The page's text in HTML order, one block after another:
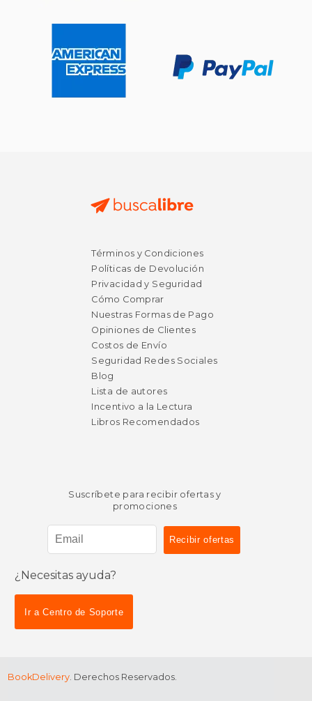
Términos y Condiciones
Políticas de Devolución
Privacidad y Seguridad
Cómo Comprar
Nuestras Formas de Pago
Opiniones de Clientes
Costos de Envío
Seguridad Redes Sociales
Blog
Lista de autores
Incentivo a la Lectura
Libros Recomendados
Suscríbete para recibir ofertas y
promociones
¿Necesitas ayuda?
Ir a Centro de Soporte
BookDelivery. Derechos Reservados.